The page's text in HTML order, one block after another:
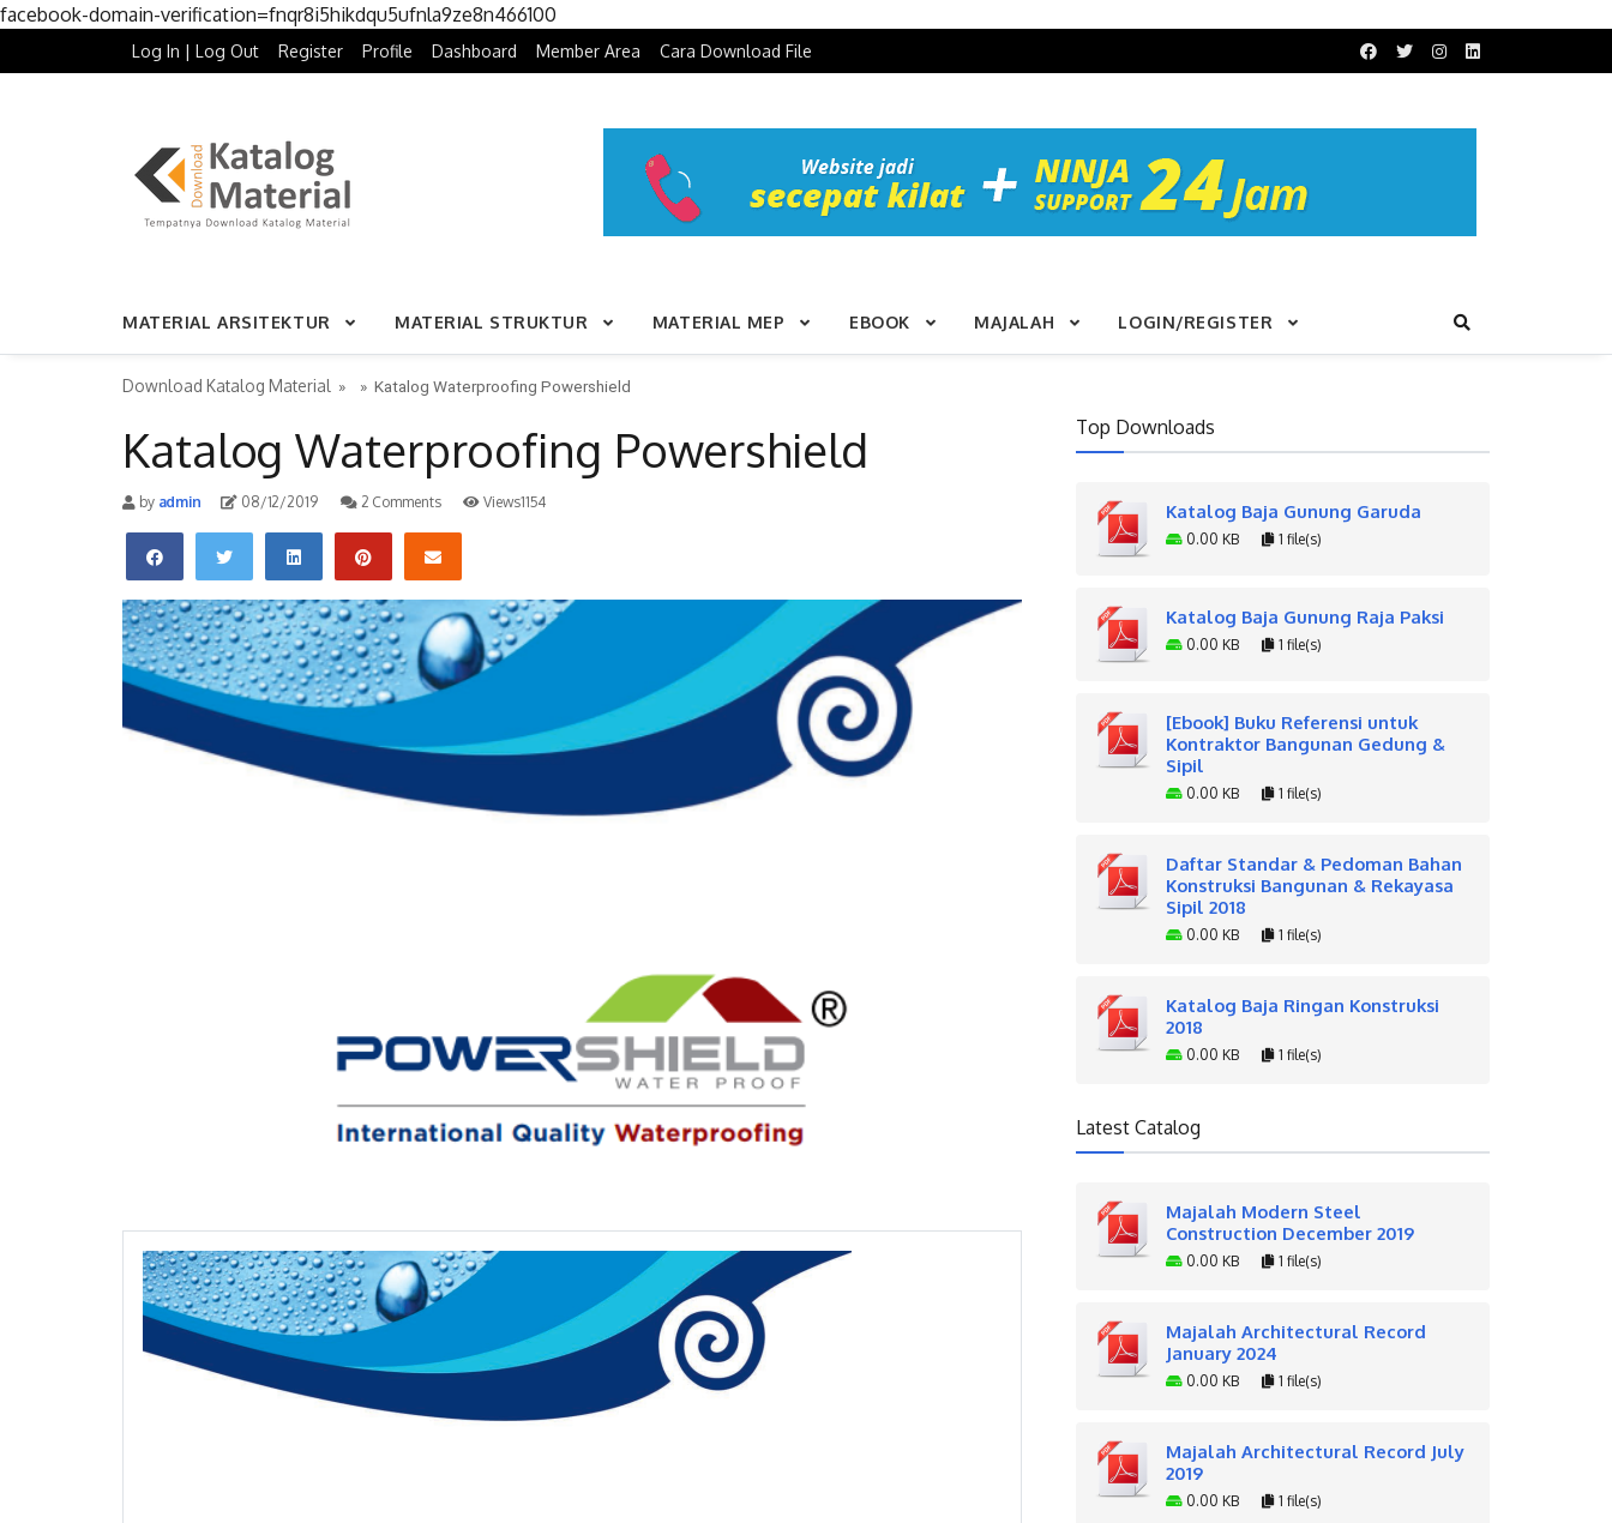
facebook-domain-verification=fnqr8i5hikdqu5ufnla9ze8n466100
Log In | Log Out Register Profile Dashboard Member Area Cara Download File
MATERIAL ARSITEKTUR MATERIAL STRUKTUR MATERIAL MEP EBOOK MAJALAH LOGIN/REGISTER
Download Katalog Material » » Katalog Waterproofing Powershield
Katalog Waterproofing Powershield
byadmin 08/12/2019 2 Comments Views1154
FacebookTwitter Linkedin Pinterest Email
Top Downloads
Katalog Baja Gunung Garuda
0.00 KB 1 file(s)
Katalog Baja Gunung Raja Paksi
0.00 KB 1 file(s)
[Ebook] Buku Referensi untuk
Kontraktor Bangunan Gedung &
Sipil
0.00 KB 1 file(s)
Daftar Standar & Pedoman Bahan
Konstruksi Bangunan & Rekayasa
Sipil 2018
0.00 KB 1 file(s)
Katalog Baja Ringan Konstruksi
2018
0.00 KB 1 file(s)
Latest Catalog
Majalah Modern Steel
Construction December 2019
0.00 KB 1 file(s)
Majalah Architectural Record
January 2024
0.00 KB 1 file(s)
Majalah Architectural Record July
2019
0.00 KB 1 file(s)